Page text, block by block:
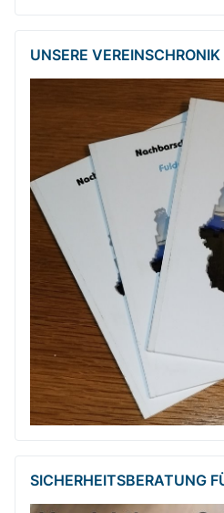
UNSERE VEREINSCHRONIK
SICHERHEITSBE­RATUNG